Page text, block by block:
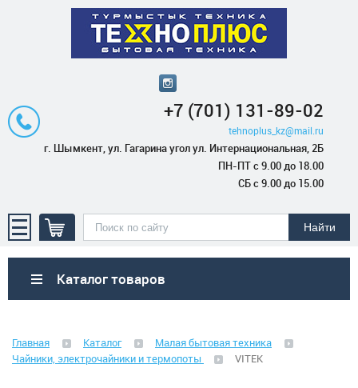
+7 (701) 131-89-02
tehnoplus_kz@mail.ru
г. Шымкент, ул. Гагарина угол ул. Интернациональная, 2Б
ПН-ПТ с 9.00 до 18.00
СБ с 9.00 до 15.00
Каталог товаров
Климатическая техника
Главная Каталог
Малая бытовая техника
Чайники, электрочайники и термопоты
VITEK